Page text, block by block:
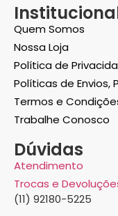
Quem Somos
Nossa Loja
Política de
Políticas de Envios,
Termos e
Trabalhe Conosco
Dúvidas
Atendimento
Trocas e
(11) 92180-5225